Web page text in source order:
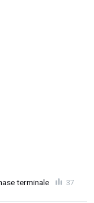
terminale 37